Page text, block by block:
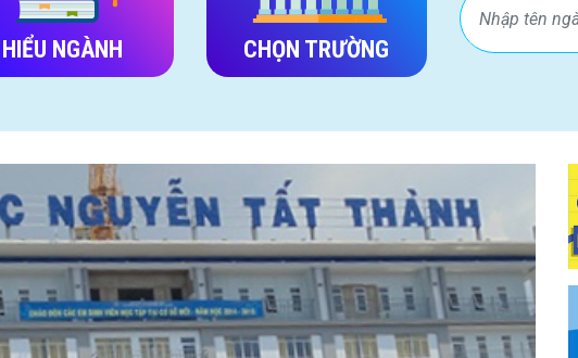
HIỂU NGÀNH CHỌN TRƯỜNG